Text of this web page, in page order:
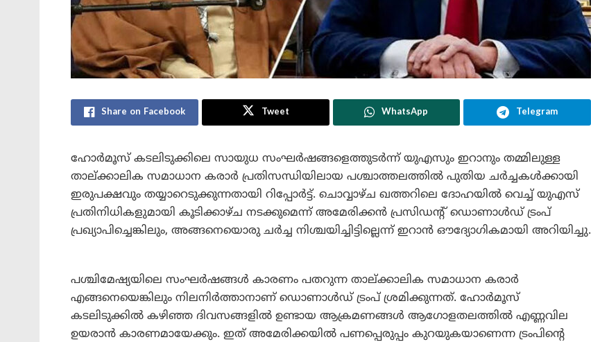
Share on Facebook Tweet WhatsApp Telegram
ഹോർമൂസ് കടലിടുക്കിലെ സായുധ സംഘർഷങ്ങളെത്തുടർന്ന് യുഎസും ഇറാനും തമ്മിലുള്ള
താല്ക്കാലിക സമാധാന കരാർ പ്രതിസന്ധിയിലായ പശ്ചാത്തലത്തിൽ പുതിയ ചർച്ചകൾക്കായി
ഇരുപക്ഷവും തയ്യാറെടുക്കുന്നതായി റിപ്പോർട്ട്. ചൊവ്വാഴ്ച ഖത്തറിലെ ദോഹയിൽ വെച്ച് യുഎസ്
പ്രതിനിധികളുമായി കൂടിക്കാഴ്ച നടക്കുമെന്ന് അമേരിക്കൻ പ്രസിഡന്റ് ഡൊണാൾഡ് ട്രംപ്
പ്രഖ്യാപിച്ചെങ്കിലും, അങ്ങനെയൊരു ചർച്ച നിശ്ചയിച്ചിട്ടില്ലെന്ന് ഇറാൻ ഔദ്യോഗികമായി അറിയിച്ചു.
പശ്ചിമേഷ്യയിലെ സംഘർഷങ്ങൾ കാരണം പതറുന്ന താല്ക്കാലിക സമാധാന കരാർ
എങ്ങനെയെങ്കിലും നിലനിർത്താനാണ് ഡൊണാൾഡ് ട്രംപ് ശ്രമിക്കുന്നത്. ഹോർമൂസ്
കടലിടുക്കിൽ കഴിഞ്ഞ ദിവസങ്ങളിൽ ഉണ്ടായ ആക്രമണങ്ങൾ ആഗോളതലത്തിൽ എണ്ണവില
ഉയരാൻ കാരണമായേക്കും. ഇത് അമേരിക്കയിൽ പണപ്പെരുപ്പം കുറയുകയാണെന്ന ട്രംപിന്റെ